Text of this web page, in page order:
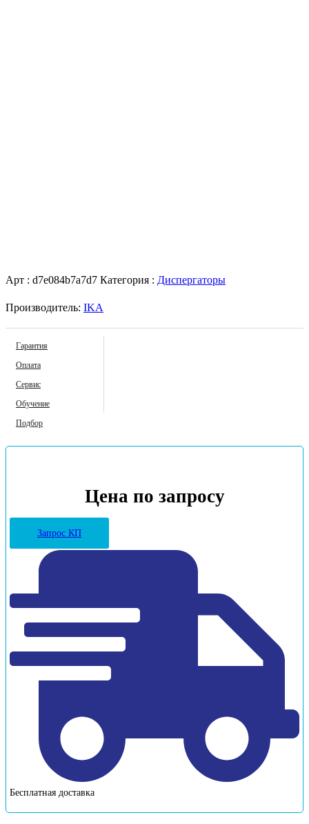
Арт : d7e084b7a7d7 Категория : Диспергаторы
Производитель: IKA
Гарантия
Оплата
Сервис
Обучение
Подбор
Цена по запросу
Запрос КП
Бесплатная доставка